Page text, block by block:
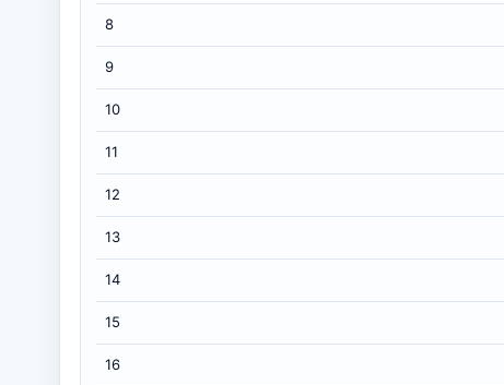
8
9
10
11
12
13
14
15
16